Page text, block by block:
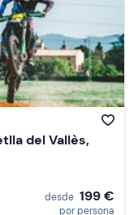
del Vallès,
desde 199 €
por persona